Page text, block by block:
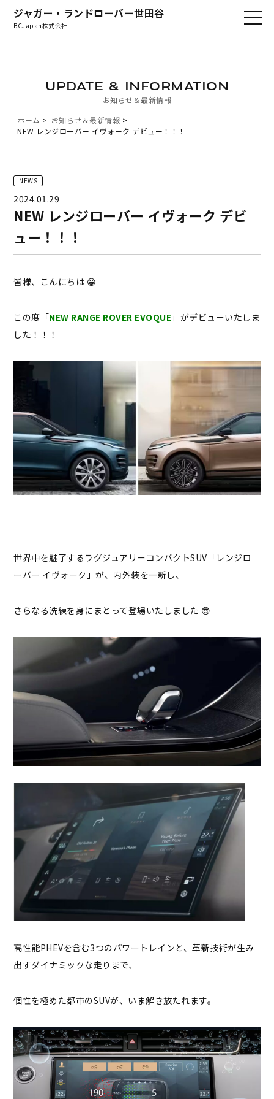
ジャガー・ランドローバー世田谷
BCJapan株式会社
お知らせ＆最新情報
UPDATE & INFORMATION
ホーム
お知らせ＆最新情報
NEW レンジローバー イヴォーク デビュー！！！
NEWS
2024.01.29
NEW レンジローバー イヴォーク デビ
ュー！！！
皆様、こんにちは 😀
この度「NEW RANGE ROVER EVOQUE 」がデビューいたしま
した！！！
世界中を魅了するラグジュアリーコンパクトSUV「レンジロ
ーバー イヴォーク」が、内外装を一新し、
さらなる洗練を身にまとって登場いたしました 😎
高性能PHEVを含む3つのパワートレインと、革新技術が生み
出すダイナミックな走りまで、
個性を極めた都市のSUVが、いま解き放たれます。